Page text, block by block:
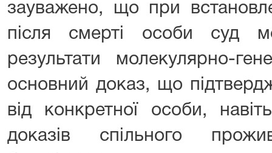
зауважено, що при
після смерті особи суд
результати молекулярно-
основний доказ, що
від конкретної особи,
доказів спільного